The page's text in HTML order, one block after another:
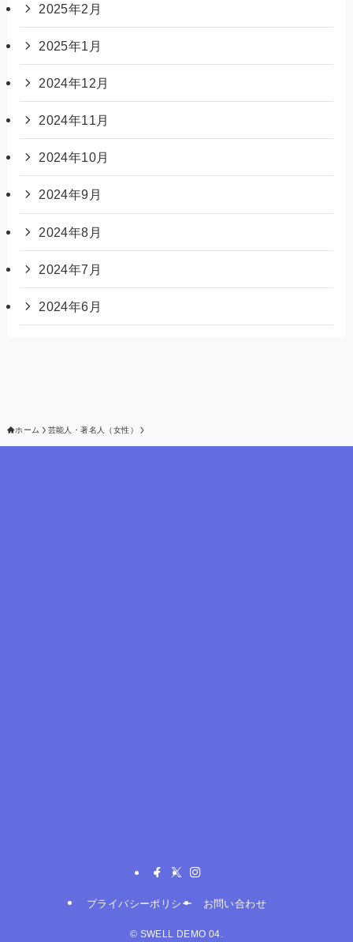
2025年2月
2025年1月
2024年12月
2024年11月
2024年10月
2024年9月
2024年8月
2024年7月
2024年6月
ホーム 芸能人・著名人（女性）
プライバシーポリシー お問い合わせ
© SWELL DEMO 04.